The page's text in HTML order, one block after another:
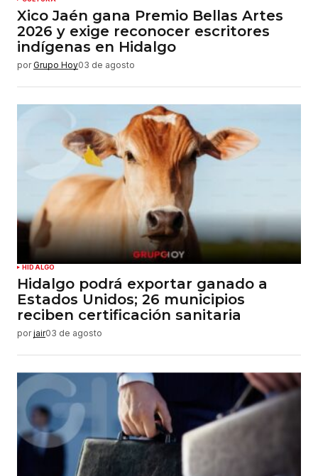
Xico Jaén gana Premio Bellas Artes
2026 y exige reconocer escritores
indígenas en Hidalgo
por Grupo Hoy03 de agosto
HIDALGO
Hidalgo podrá exportar ganado a
Estados Unidos; 26 municipios
reciben certificación sanitaria
por jair03 de agosto